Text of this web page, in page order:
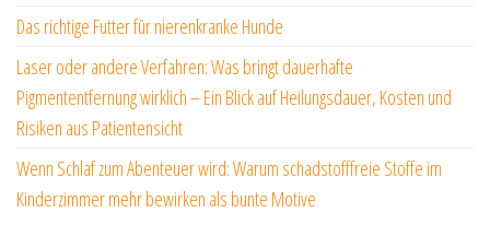
Das richtige Futter für nierenkranke Hunde
Laser oder andere Verfahren: Was bringt dauerhafte
Pigmententfernung wirklich – Ein Blick auf Heilungsdauer, Kosten und
Risiken aus Patientensicht
Wenn Schlaf zum Abenteuer wird: Warum schadstofffreie Stoffe im
Kinderzimmer mehr bewirken als bunte Motive